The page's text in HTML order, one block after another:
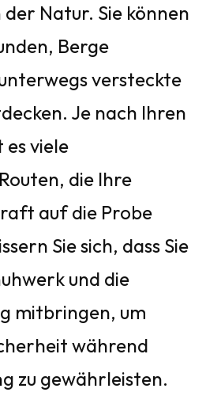
Natur. Sie können
Berge
versteckte
Je nach Ihren
viele
die Ihre
auf die Probe
Sie sich, dass Sie
und die
mitbringen, um
während
zu gewährleisten.